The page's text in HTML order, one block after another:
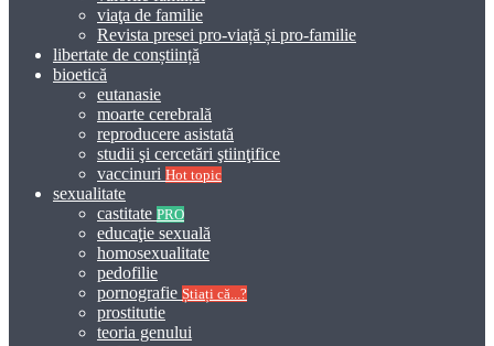
viaţa de familie
Revista presei pro-viață și pro-familie
libertate de conștiință
bioetică
eutanasie
moarte cerebrală
reproducere asistată
studii şi cercetări ştiinţifice
vaccinuri Hot topic
sexualitate
castitate PRO
educaţie sexuală
homosexualitate
pedofilie
pornografie Știați că...?
prostitutie
teoria genului